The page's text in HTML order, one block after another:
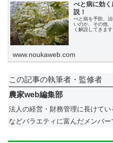
べと病に効
説！
べと病を予防、
いのか、その他
く解説してきます
www.noukaweb.com
この記事の執筆者・監修者
農家web編集部
法人の経営・財務管理に長けて
などバラエティに富んだメンバー